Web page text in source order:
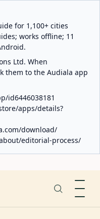
for 1,100+ cities
works offline; 11
Ltd. When
them to the Audiala app
id6446038181
apps/details?
download/
editorial-process/